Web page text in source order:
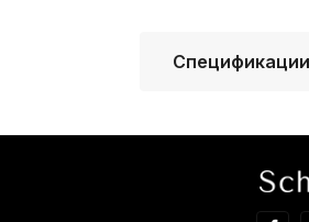
Спецификации